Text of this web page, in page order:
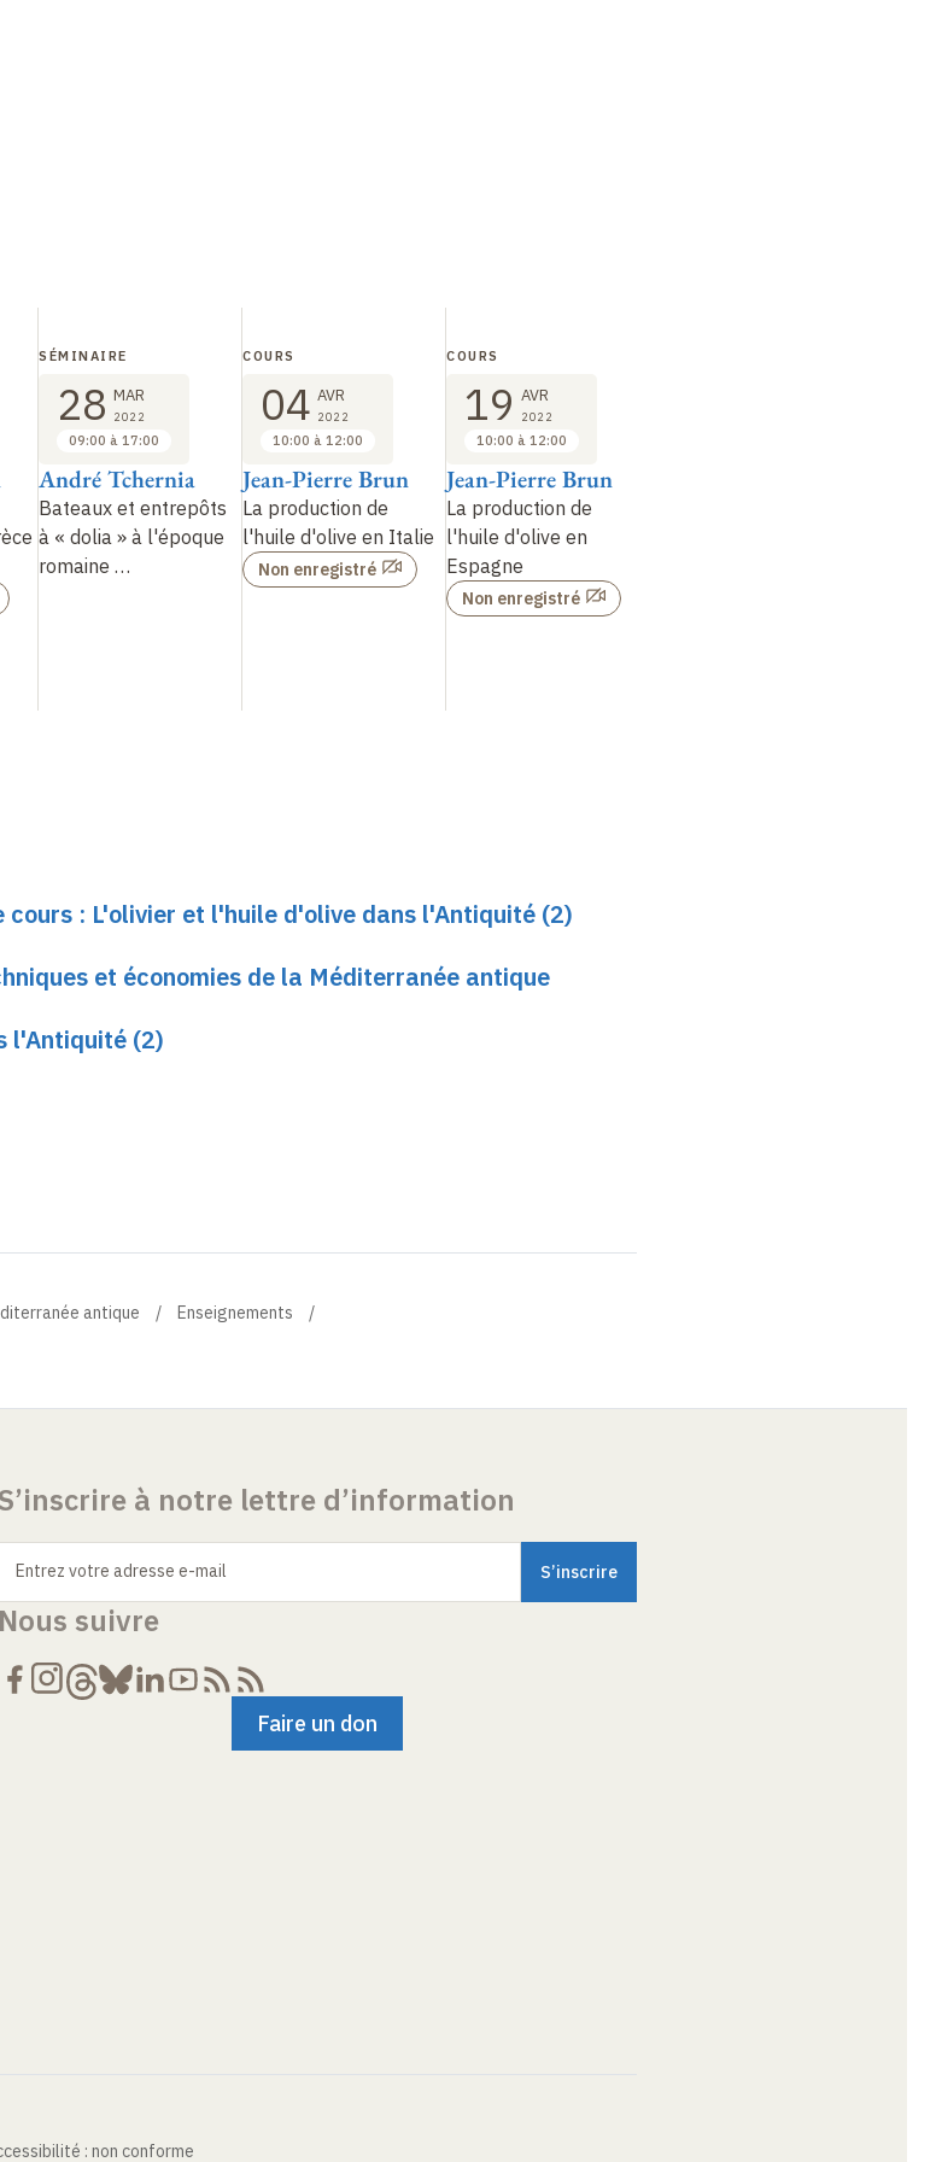
Bateaux et entrepôts
à « dolia » à l'époque
romaine …
André Tchernia
SÉMINAIRE
28 MAR
2022
09:00 à 17:00
La production de
l'huile d'olive en Italie
Jean-Pierre Brun
COURS
04 AVR
2022
10:00 à 12:00
Non enregistré
La production de
l'huile d'olive en
Espagne
Jean-Pierre Brun
COURS
19 AVR
2022
10:00 à 12:00
Non enregistré
cours : L'olivier et l'huile d'olive dans l'Antiquité (2)
et économies de la Méditerranée antique
l'Antiquité (2)
antique Enseignements
à notre lettre d’information
Entrez votre adresse e-mail
suivre
Faire un don
: non conforme